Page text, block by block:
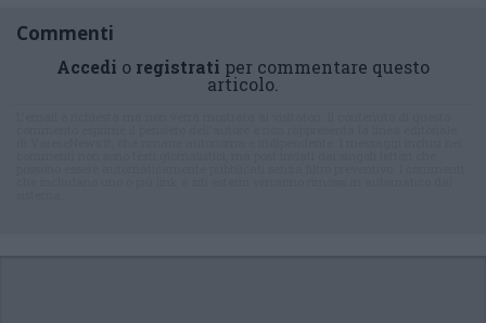
Commenti
Accedi o registrati per commentare questo
articolo.